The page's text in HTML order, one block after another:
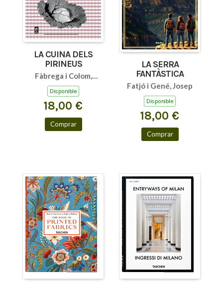
LA CUINA DELS
PIRINEUS
Fàbrega i Colom,
Jaume
Disponible
18,00 €
Comprar
LA SERRA
FANTÀSTICA
Fatjó i Gené, Josep
Disponible
18,00 €
Comprar